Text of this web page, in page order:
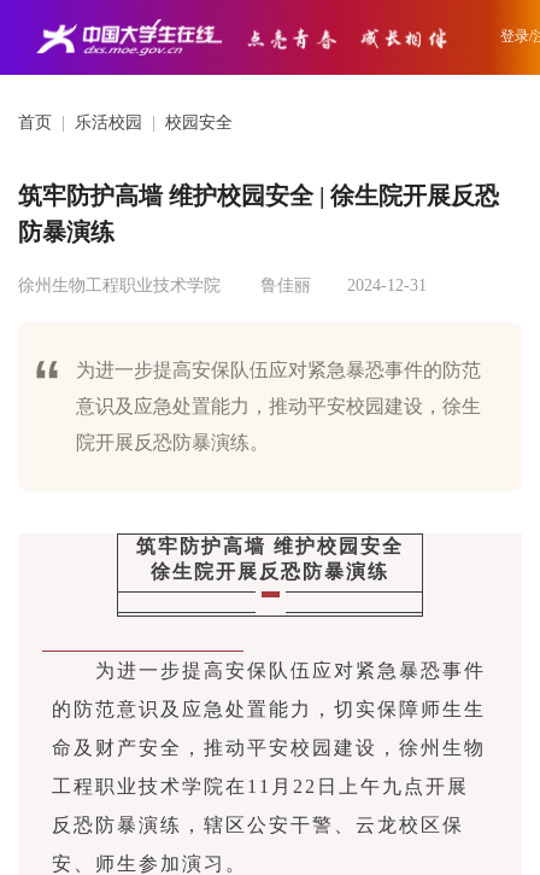
登录/
首页 乐活校园 校园安全
筑牢防护高墙 维护校园安全 | 徐生院开展反恐
防暴演练
徐州生物工程职业技术学院 鲁佳丽 2024-12-31
为进一步提高安保队伍应对紧急暴恐事件的防范
意识及应急处置能力，推动平安校园建设，徐生
院开展反恐防暴演练。
筑牢防护高墙 维护校园安全
徐生院开展反恐防暴演练
为进一步提高安保队伍应对紧急暴恐事件
的防范意识及应急处置能力，切实保障师生生
命及财产安全，推动平安校园建设，徐州生物
工程职业技术学院在11月22日上午九点开展
反恐防暴演练，辖区公安干警、云龙校区保
安、师生参加演习。